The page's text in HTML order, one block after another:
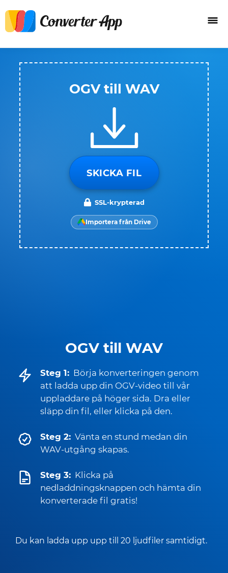
OGV till WAV
Steg 1: Börja konverteringen genom
att ladda upp din OGV-video till vår
uppladdare på höger sida. Dra eller
släpp din fil, eller klicka på den.
Steg 2: Vänta en stund medan din
WAV-utgång skapas.
Steg 3: Klicka på
nedladdningsknappen och hämta din
konverterade fil gratis!
Du kan ladda upp upp till 20 ljudfiler samtidigt.
OGV till WAV
SKICKA FIL
SSL-krypterad
Importera från Drive